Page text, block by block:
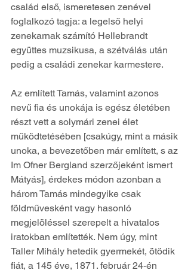
család első, ismeretesen zenével
foglalkozó tagja: a legelső helyi
zenekarnak számító Hellebrandt
együttes muzsikusa, a szétválás után
pedig a családi zenekar karmestere.
Az említett Tamás, valamint azonos
nevű fia és unokája is egész életében
részt vett a solymári zenei élet
működtetésében [csakúgy, mint a másik
unoka, a bevezetőben már említett, s az
Im Ofner Bergland szerzőjeként ismert
Mátyás], érdekes módon azonban a
három Tamás mindegyike csak
földművesként vagy hasonló
megjelöléssel szerepelt a hivatalos
iratokban említették. Nem úgy, mint
Taller Mihály hetedik gyermekét, ötödik
fiát, a 145 éve, 1871. február 24-én